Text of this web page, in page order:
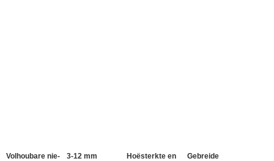
Volhoubare nie-
3-12 mm
Hoësterkte en
Gebreide